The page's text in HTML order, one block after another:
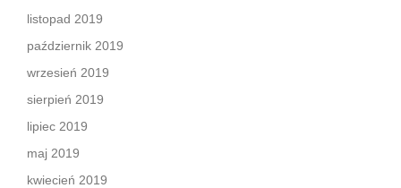
listopad 2019
październik 2019
wrzesień 2019
sierpień 2019
lipiec 2019
maj 2019
kwiecień 2019